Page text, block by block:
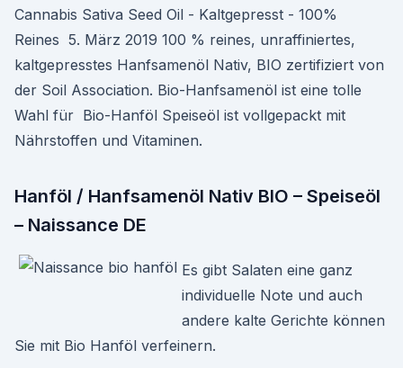
Cannabis Sativa Seed Oil - Kaltgepresst - 100%
Reines 5. März 2019 100 % reines, unraffiniertes,
kaltgepresstes Hanfsamenöl Nativ, BIO zertifiziert von
der Soil Association. Bio-Hanfsamenöl ist eine tolle
Wahl für Bio-Hanföl Speiseöl ist vollgepackt mit
Nährstoffen und Vitaminen.
Hanföl / Hanfsamenöl Nativ BIO – Speiseöl
– Naissance DE
Es gibt Salaten eine ganz
individuelle Note und auch
andere kalte Gerichte können
Sie mit Bio Hanföl verfeinern.